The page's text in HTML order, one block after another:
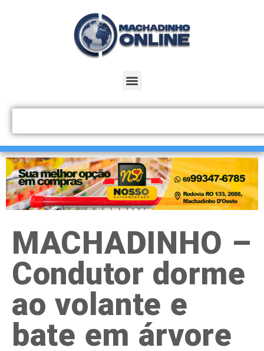
MACHADINHO –
Condutor dorme
ao volante e
bate em árvore